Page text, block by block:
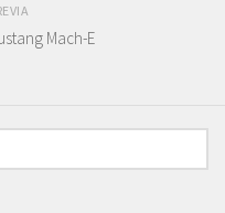
Mach-E